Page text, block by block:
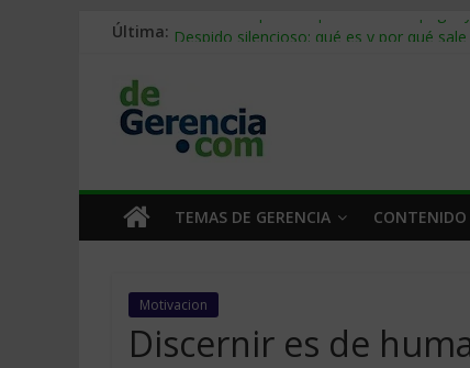
Última: Stablecoins para empresas: cómo pagar
Trabajo forzoso en la cadena de
Mercado hispano de EE. UU.: cómo
TEMAS DE GERENCIA CONTENIDO
Motivacion
Discernir es de